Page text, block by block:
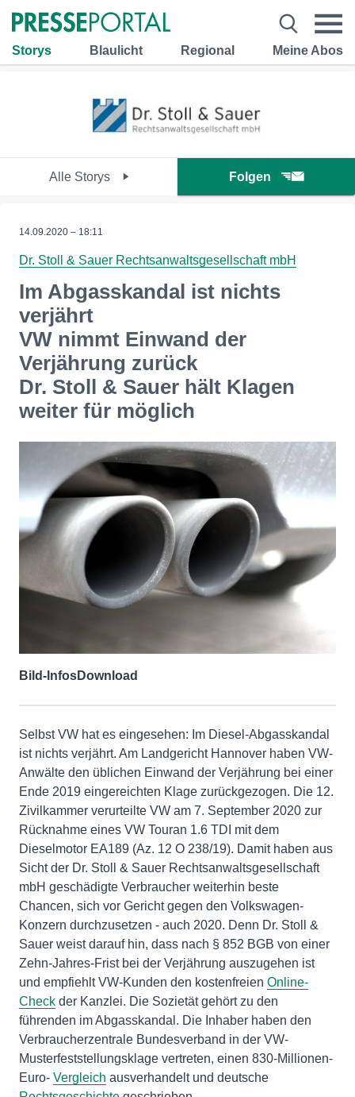
Storys Blaulicht Regional Meine Abos
Alle Storys Folgen
14.09.2020 – 18:11
Dr. Stoll & Sauer Rechtsanwaltsgesellschaft mbH
Im Abgasskandal ist nichts
verjährt
VW nimmt Einwand der
Verjährung zurück
Dr. Stoll & Sauer hält Klagen
weiter für möglich
Bild-InfosDownload
Selbst VW hat es eingesehen: Im Diesel-Abgasskandal
ist nichts verjährt. Am Landgericht Hannover haben VW-
Anwälte den üblichen Einwand der Verjährung bei einer
Ende 2019 eingereichten Klage zurückgezogen. Die 12.
Zivilkammer verurteilte VW am 7. September 2020 zur
Rücknahme eines VW Touran 1.6 TDI mit dem
Dieselmotor EA189 (Az. 12 O 238/19). Damit haben aus
Sicht der Dr. Stoll & Sauer Rechtsanwaltsgesellschaft
mbH geschädigte Verbraucher weiterhin beste
Chancen, sich vor Gericht gegen den Volkswagen-
Konzern durchzusetzen - auch 2020. Denn Dr. Stoll &
Sauer weist darauf hin, dass nach § 852 BGB von einer
Zehn-Jahres-Frist bei der Verjährung auszugehen ist
und empfiehlt VW-Kunden den kostenfreien Online-
Check der Kanzlei. Die Sozietät gehört zu den
führenden im Abgasskandal. Die Inhaber haben den
Verbraucherzentrale Bundesverband in der VW-
Musterfeststellungsklage vertreten, einen 830-Millionen-
Euro- Vergleich ausverhandelt und deutsche